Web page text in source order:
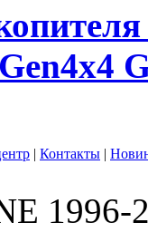
| Контакты |
1996-